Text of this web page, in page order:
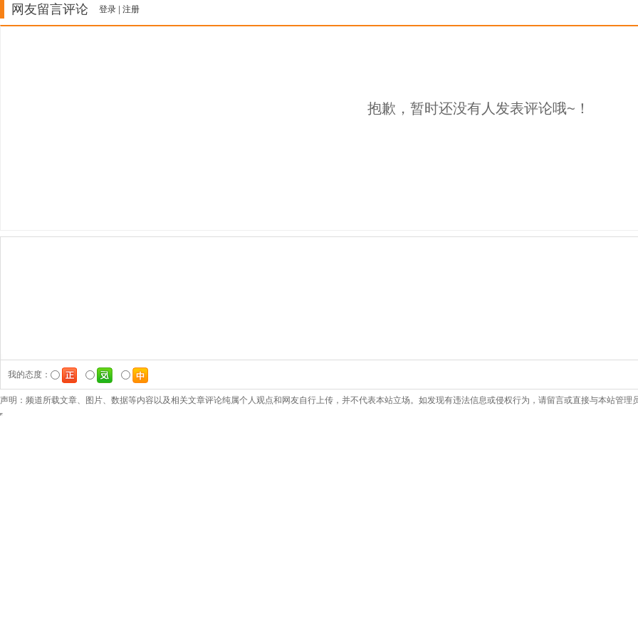
网友留言评论 登录 注册
抱歉，暂时还没有人发表评论哦~！
我的态度：
声明：频道所载文章、图片、数据等内容以及相关文章评论纯属个人观点和网友自行上传，并不代表本站立场。如发现有违法信息或侵权行为，请留言或直接与本站管理